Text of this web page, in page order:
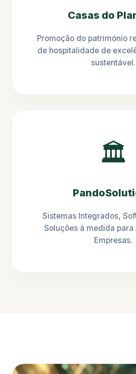
Casas do
Promoção do património
de hospitalidade de
sustentável.
🏛️
Sistemas Integrados,
Soluções à medida
Empresas.